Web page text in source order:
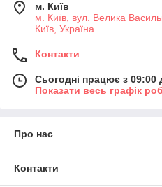
м. Київ
м. Київ, вул. Велика
Київ, Україна
Контакти
Сьогодні працює з 09:00
Показати весь графік
Про нас
Контакти